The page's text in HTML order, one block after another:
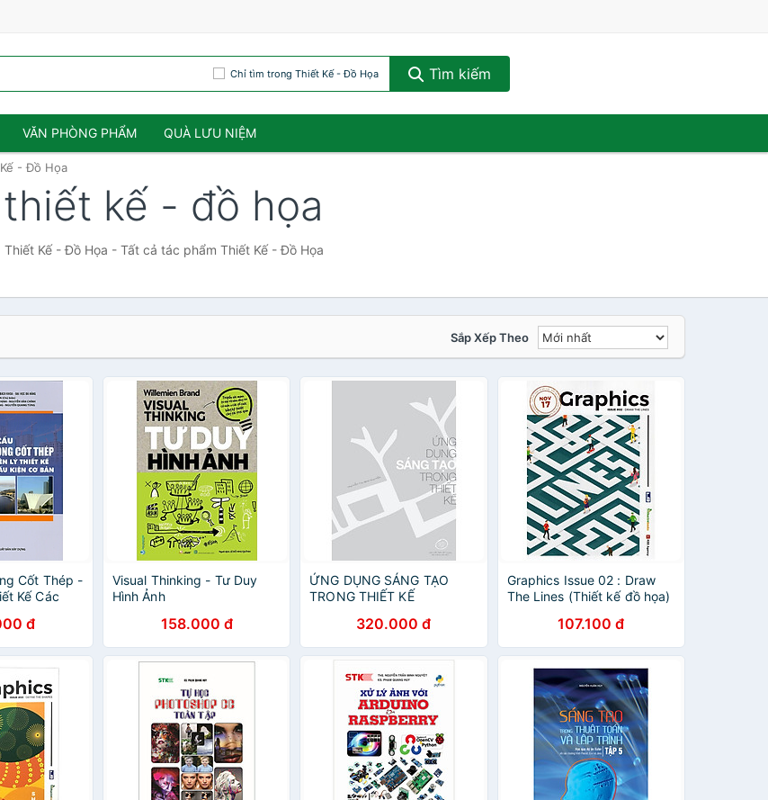
Chỉ tìm trong Thiết Kế - Đồ Họa Tìm kiếm
VĂN PHÒNG PHẨM QUÀ LƯU NIỆM
- Đồ Họa
thiết kế - đồ họa
Thiết Kế - Đồ Họa - Tất cả tác phẩm Thiết Kế - Đồ Họa
Sắp Xếp Theo
Cốt Thép -
Kế Các
đ
Visual Thinking - Tư Duy
Hình Ảnh
158.000 đ
ỨNG DỤNG SÁNG TẠO
TRONG THIẾT KẾ
320.000 đ
Graphics Issue 02 : Draw
The Lines (Thiết kế đồ họa)
107.100 đ